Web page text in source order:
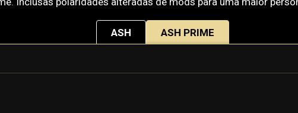
ASH ASH PRIME